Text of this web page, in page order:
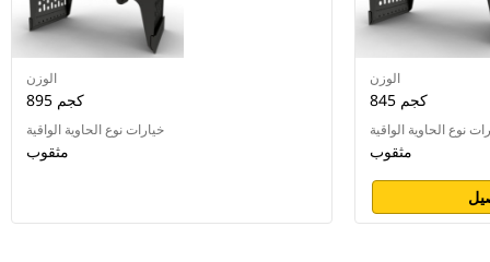
الوزن
895 كجم
خيارات نوع الحاوية الواقية
مثقوب
الوزن
845 كجم
نوع الحاوية الواقية
مثقوب